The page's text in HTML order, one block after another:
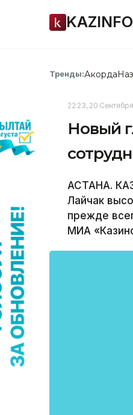
Тренды:Акорда
22:23, 20
Новый
АСТАНА.
Лайчак
прежде
МИА